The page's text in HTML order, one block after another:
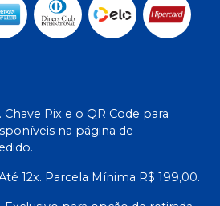
Pix e o QR Code para
na página de
12x. Parcela Mínima R$ 199,00.